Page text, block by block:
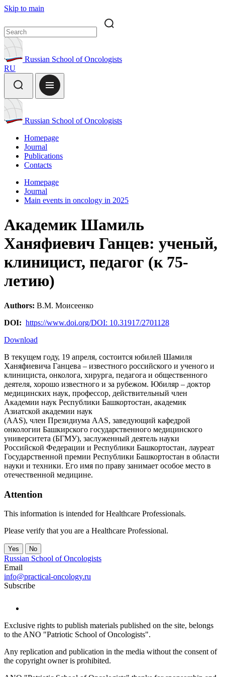
Skip to main
Russian School of Oncologists
RU
Russian School of Oncologists
Homepage
Journal
Publications
Contacts
Homepage
Journal
Main events in oncology in 2025
Академик Шамиль
Ханяфиевич Ганцев: ученый,
клиницист, педагог (к 75-
летию)
Authors: В.М. Моисеенко
DOI: https://www.doi.org/DOI: 10.31917/2701128
Download
В текущем году, 19 апреля, состоится юбилей Шамиля
Ханяфиевича Ганцева – известного российского и ученого и
клинициста, онколога, хирурга, педагога и общественного
деятеля, хорошо известного и за рубежом. Юбиляр – доктор
медицинских наук, профессор, действительный член
Академии наук Республики Башкортостан, академик
Азиатской академии наук
(AAS), член Президиума AAS, заведующий кафедрой
онкологии Башкирского государственного медицинского
университета (БГМУ), заслуженный деятель науки
Российской Федерации и Республики Башкортостан, лауреат
Государственной премии Республики Башкортостан в области
науки и техники. Его имя по праву занимает особое место в
отечественной медицине.
Attention
This information is intended for Healthcare Professionals.
Please verify that you are a Healthcare Professional.
Yes No
Russian School of Oncologists
Email
info@practical-oncology.ru
Subscribe
Exclusive rights to publish materials published on the site, belongs
to the ANO "Patriotic School of Oncologists".
Any replication and publication in the media without the consent of
the copyright owner is prohibited.